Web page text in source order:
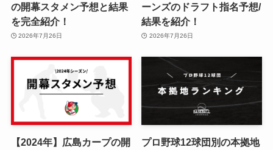
の開幕スタメン予想と結果
を完全紹介！
2026年7月26日
ーンズのドラフト指名予想/
結果を紹介！
2026年7月26日
【2024年】広島カープの開
プロ野球12球団別の本拠地